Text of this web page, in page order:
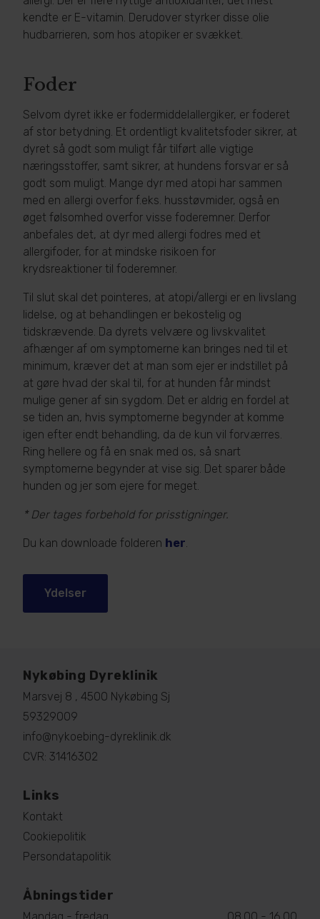
kendte er E-vitamin. Derudover styrker disse olie
hudbarrieren, som hos atopiker er svækket.
Foder
Selvom dyret ikke er fodermiddelallergiker, er foderet
af stor betydning. Et ordentligt kvalitetsfoder sikrer, at
dyret så godt som muligt får tilført alle vigtige
næringsstoffer, samt sikrer, at hundens forsvar er så
godt som muligt. Mange dyr med atopi har sammen
med en allergi overfor f.eks. husstøvmider, også en
øget følsomhed overfor visse foderemner. Derfor
anbefales det, at dyr med allergi fodres med et
allergifoder, for at mindske risikoen for
krydsreaktioner til foderemner.
Til slut skal det pointeres, at atopi/allergi er en livslang
lidelse, og at behandlingen er bekostelig og
tidskrævende. Da dyrets velvære og livskvalitet
afhænger af om symptomerne kan bringes ned til et
minimum, kræver det at man som ejer er indstillet på
at gøre hvad der skal til, for at hunden får mindst
mulige gener af sin sygdom. Det er aldrig en fordel at
se tiden an, hvis symptomerne begynder at komme
igen efter endt behandling, da de kun vil forværres.
Ring hellere og få en snak med os, så snart
symptomerne begynder at vise sig. Det sparer både
hunden og jer som ejere for meget.
* Der tages forbehold for prisstigninger.
Du kan downloade folderen her.
Ydelser
Nykøbing Dyreklinik
Marsvej 8 , 4500 Nykøbing Sj
59329009
info@nykoebing-dyreklinik.dk
CVR: 31416302
Links
Kontakt
Cookiepolitik
Persondatapolitik
Åbningstider